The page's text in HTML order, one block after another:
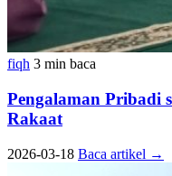
fiqh 3 min baca
Pengalaman Pribadi
Rakaat
2026-03-18 Baca artikel →